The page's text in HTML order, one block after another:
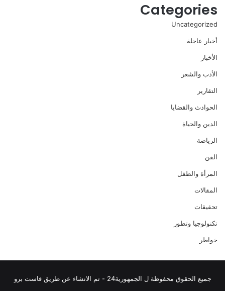
Categories
Uncategorized
أخبار عاجلة
الأخبار
الأدب والشعر
التقارير
الحوادث والقضايا
الدين والحياة
الرياضة
الفن
المرأة والطفل
المقالات
تحقيقات
تكنولوجيا وتطور
خواطر
جميع الحقوق محفوظة ل الجمهورية24 - تم الانشاء عن طريق فاست برو